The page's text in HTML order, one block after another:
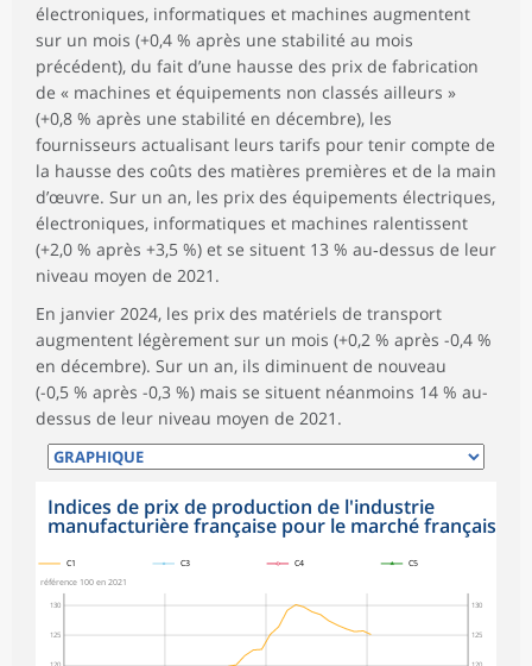
électroniques, informatiques et machines augmentent
sur un mois (+0,4 % après une stabilité au mois
précédent), du fait d’une hausse des prix de fabrication
de « machines et équipements non classés ailleurs »
(+0,8 % après une stabilité en décembre), les
fournisseurs actualisant leurs tarifs pour tenir compte de
la hausse des coûts des matières premières et de la main
d’œuvre. Sur un an, les prix des équipements électriques,
électroniques, informatiques et machines ralentissent
(+2,0 % après +3,5 %) et se situent 13 % au‑dessus de leur
niveau moyen de 2021.
En janvier 2024, les prix des matériels de transport
augmentent légèrement sur un mois (+0,2 % après -0,4 %
en décembre). Sur un an, ils diminuent de nouveau
(-0,5 % après -0,3 %) mais se situent néanmoins 14 % au-
dessus de leur niveau moyen de 2021.
Indices de prix de production de l'industrie
manufacturière française pour le marché français
125
130
125
130
référence 100 en 2021
C1 C3 C4 C5